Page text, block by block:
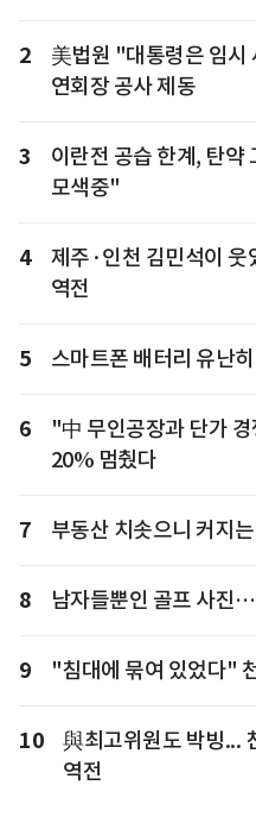
2
美법원 "대통령은 임시
연회장 공사 제동
3
이란전 공습 한계, 탄
모색중"
4
제주·인천 김민석이 웃
역전
5 스마트폰 배터리 유난
6
"中 무인공장과 단가
20% 멈췄다
7 부동산 치솟으니 커지
8 남자들뿐인 골프 사진
9 "침대에 묶여 있었다"
10
與최고위원도 박빙...
역전